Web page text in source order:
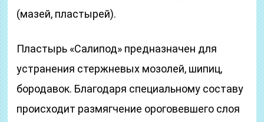
(мазей, пластырей).
Пластырь «Салипод» предназначен для
устранения стержневых мозолей, шипиц,
бородавок. Благодаря специальному составу
происходит размягчение ороговевшего слоя